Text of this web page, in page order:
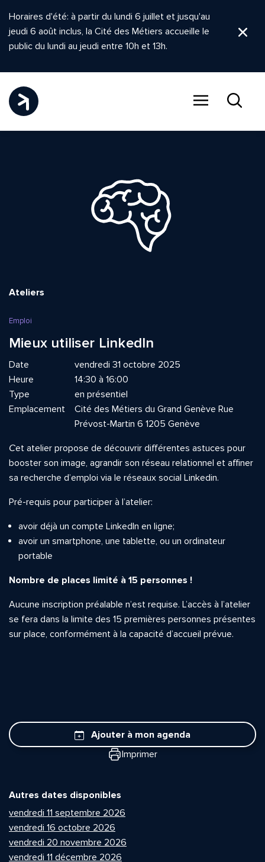
Horaires d'été: à partir du lundi 6 juillet et jusqu'au
jeudi 6 août inclus, la Cité des Métiers accueille le
public du lundi au jeudi entre 10h et 13h.
Ateliers
Emploi
Mieux utiliser LinkedIn
Date
vendredi 31 octobre 2025
Heure
14:30 à 16:00
Type
en présentiel
Emplacement
Cité des Métiers du Grand Genève Rue
Prévost-Martin 6 1205 Genève
Cet atelier propose de découvrir différentes astuces pour
booster son image, agrandir son réseau relationnel et affiner
sa recherche d’emploi via le réseaux social Linkedin.
Pré-requis pour participer à l’atelier:
avoir déjà un compte Linkedln en ligne;
avoir un smartphone, une tablette, ou un ordinateur
portable
Nombre de places limité à 15 personnes !
Aucune inscription préalable n’est requise. L’accès à l’atelier
se fera dans la limite des 15 premières personnes présentes
sur place, conformément à la capacité d’accueil prévue.
Ajouter à mon agenda
Imprimer
Autres dates disponibles
vendredi 11 septembre 2026
vendredi 16 octobre 2026
vendredi 20 novembre 2026
vendredi 11 décembre 2026